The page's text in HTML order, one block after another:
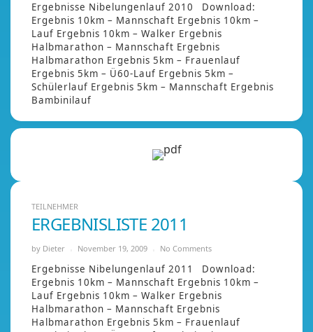
Ergebnisse Nibelungenlauf 2010 Download:
Ergebnis 10km – Mannschaft Ergebnis 10km –
Lauf Ergebnis 10km – Walker Ergebnis
Halbmarathon – Mannschaft Ergebnis
Halbmarathon Ergebnis 5km – Frauenlauf
Ergebnis 5km – Ü60-Lauf Ergebnis 5km –
Schülerlauf Ergebnis 5km – Mannschaft Ergebnis
Bambinilauf
TEILNEHMER
ERGEBNISLISTE 2011
by Dieter November 19, 2009 No Comments
Ergebnisse Nibelungenlauf 2011 Download:
Ergebnis 10km – Mannschaft Ergebnis 10km –
Lauf Ergebnis 10km – Walker Ergebnis
Halbmarathon – Mannschaft Ergebnis
Halbmarathon Ergebnis 5km – Frauenlauf